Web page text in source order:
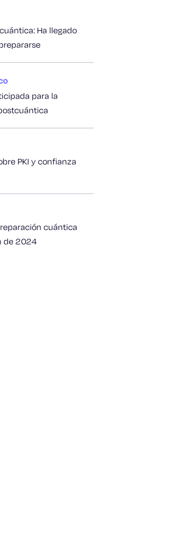
Ha llegado
para la
PKI y confianza
cuántica
de 2024